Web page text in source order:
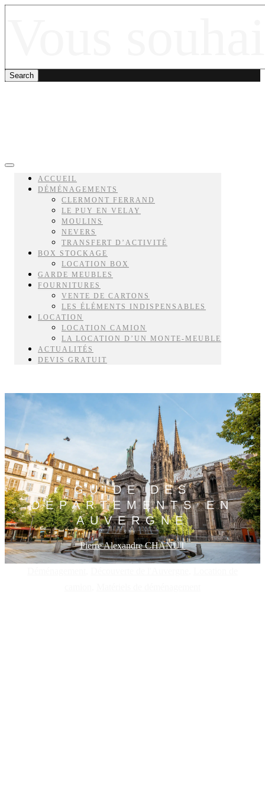
ACCUEIL
DÉMÉNAGEMENTS
CLERMONT FERRAND
LE PUY EN VELAY
MOULINS
NEVERS
TRANSFERT D’ACTIVITÉ
BOX STOCKAGE
LOCATION BOX
GARDE MEUBLES
FOURNITURES
VENTE DE CARTONS
LES ÉLÉMENTS INDISPENSABLES
LOCATION
LOCATION CAMION
LA LOCATION D’UN MONTE-MEUBLE
ACTUALITÉS
DEVIS GRATUIT
GUIDE DES
DÉPARTEMENTS EN
AUVERGNE
Pierre Alexandre CHANUT